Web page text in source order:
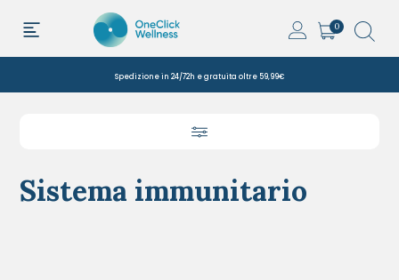
0
Spedizione in 24/72h e gratuita oltre 59,99€
Sistema immunitario